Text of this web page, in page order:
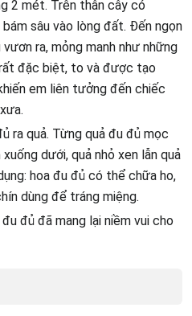
2 mét. Trên thân cây có
sâu vào lòng đất. Đến ngọn
ra, mỏng manh như những
đặc biệt, to và được tạo
em liên tưởng đến chiếc
ra quả. Từng quả đu đủ mọc
dưới, quả nhỏ xen lẫn quả
hoa đu đủ có thể chữa ho,
dùng để tráng miệng.
đủ đã mang lại niềm vui cho